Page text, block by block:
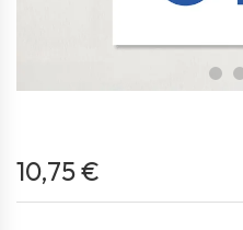
10,75 €